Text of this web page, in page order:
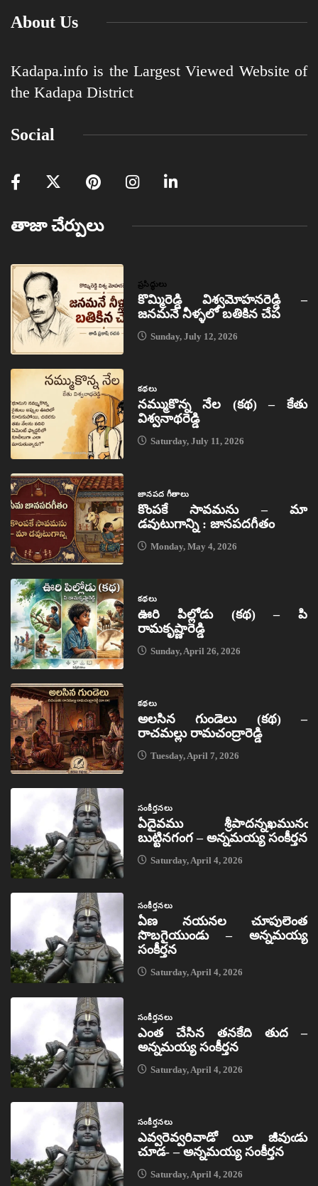
About Us
Kadapa.info is the Largest Viewed Website of
the Kadapa District
Social
తాజా చేర్పులు
ప్రసిద్ధులు
కొమ్మిరెడ్డి విశ్వమోహనరెడ్డి –
జనమనే నీళ్ళలో బతికిన చేప
Sunday, July 12, 2026
కథలు
నమ్ముకొన్న నేల (కథ) – కేతు
విశ్వనాథరెడ్డి
Saturday, July 11, 2026
జానపద గీతాలు
కొంపకే సావమను – మా
డవుటుగాన్ని : జానపదగీతం
Monday, May 4, 2026
కథలు
ఊరి పిల్లోడు (కథ) – పి
రామకృష్ణారెడ్డి
Sunday, April 26, 2026
కథలు
అలసిన గుండెలు (కథ) –
రాచమల్లు రామచంద్రారెడ్డి
Tuesday, April 7, 2026
సంకీర్తనలు
ఏదైవము శ్రీపాదన్నఖమునఁ
బుట్టినగంగ – అన్నమయ్య సంకీర్తన
Saturday, April 4, 2026
సంకీర్తనలు
ఏణ నయనల చూపులెంత
సొబగైయుండు – అన్నమయ్య
సంకీర్తన
Saturday, April 4, 2026
సంకీర్తనలు
ఎంత చేసిన తనకేది తుద –
అన్నమయ్య సంకీర్తన
Saturday, April 4, 2026
సంకీర్తనలు
ఎవ్వరెవ్వరివాడో యీ జీవుఁడు
చూడ- – అన్నమయ్య సంకీర్తన
Saturday, April 4, 2026